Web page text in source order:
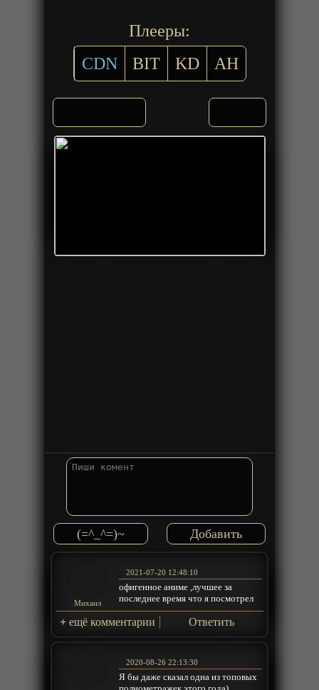
Плееры:
CDN
BIT KD AH
(=^_^=)~
Михаил
2021-07-20 12:48:10
офигенное аниме ,лучшее за
последнее время что я посмотрел
+ ещё комментарии Ответить
2020-08-26 22:13:30
Я бы даже сказал одна из топовых